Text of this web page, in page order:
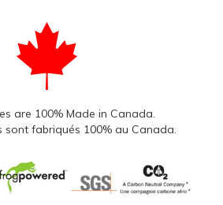
are 100% Made in Canada.
sont fabriqués 100% au Canada.